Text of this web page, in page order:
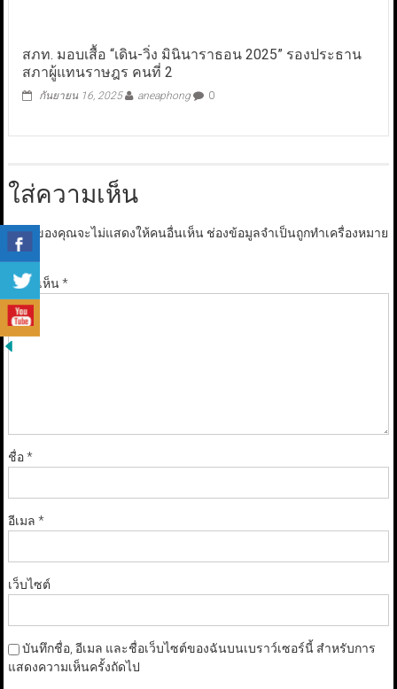
สภท. มอบเสื้อ “เดิน-วิ่ง มินินาราธอน 2025” รองประธาน
สภาผู้แทนราษฎร คนที่ 2
กันยายน 16, 2025 aneaphong 0
ใส่ความเห็น
อีเมลของคุณจะไม่แสดงให้คนอื่นเห็น ช่องข้อมูลจำเป็นถูกทำเครื่องหมาย
*
ความเห็น*
ชื่อ*
อีเมล *
เว็บไซต์
บันทึกชื่อ, อีเมล และชื่อเว็บไซต์ของฉันบนเบราว์เซอร์นี้ สำหรับการ
แสดงความเห็นครั้งถัดไป